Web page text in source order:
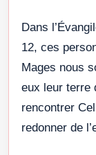
Dans
12, ces
Mages nous
eux leur terre
rencontrer
redonner de